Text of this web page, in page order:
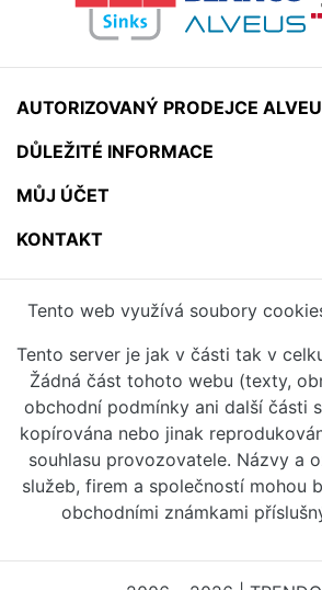
AUTORIZOVANÝ PRODEJCE
DŮLEŽITÉ INFORMACE
MŮJ ÚČET
KONTAKT
Tento web využívá soubory
Tento server je jak v části tak v
Žádná část tohoto webu (texty,
obchodní podmínky ani další části
kopírována nebo jinak
souhlasu provozovatele. Názvy a
služeb, firem a společností mohou
obchodními známkami